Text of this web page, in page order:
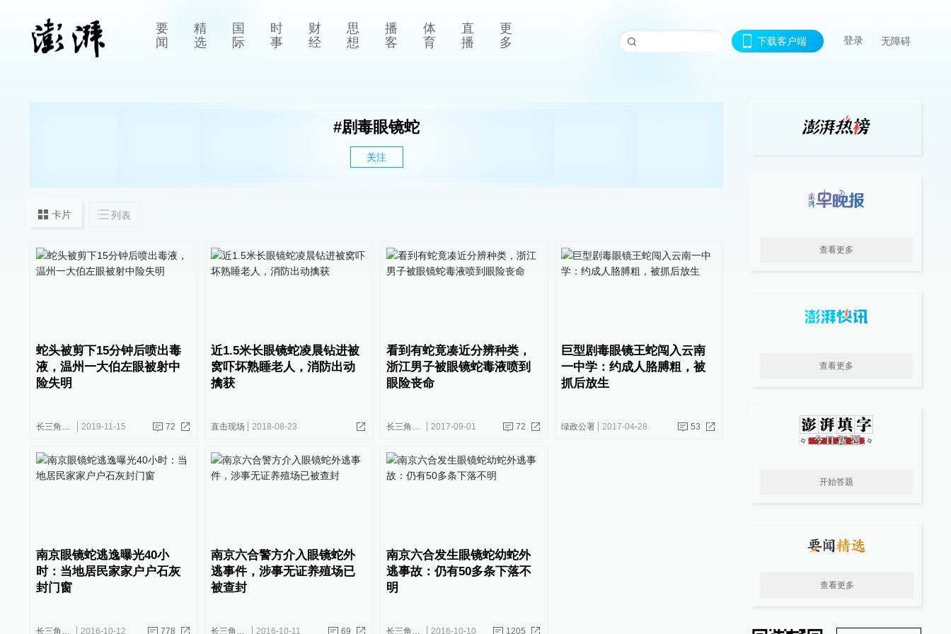
要
闻
精
选
国
际
时
事
财
经
思
想
播
客
体
育
直
播
更
多
下载客户端 登录 无障碍
#剧毒眼镜蛇
关注
卡片 列表
蛇头被剪下15分钟后喷出毒
液，温州一大伯左眼被射中
险失明
长三角政商 2019-11-15 72
近1.5米长眼镜蛇凌晨钻进被
窝吓坏熟睡老人，消防出动
擒获
直击现场 2018-08-23
看到有蛇竟凑近分辨种类，
浙江男子被眼镜蛇毒液喷到
眼险丧命
长三角政商 2017-09-01 72
巨型剧毒眼镜王蛇闯入云南
一中学：约成人胳膊粗，被
抓后放生
绿政公署 2017-04-28 53
南京眼镜蛇逃逸曝光40小
时：当地居民家家户户石灰
封门窗
长三角政商 2016-10-12 778
南京六合警方介入眼镜蛇外
逃事件，涉事无证养殖场已
被查封
长三角政商 2016-10-11 69
南京六合发生眼镜蛇幼蛇外
逃事故：仍有50多条下落不
明
长三角政商 2016-10-10 1205
查看更多
查看更多
开始答题
查看更多